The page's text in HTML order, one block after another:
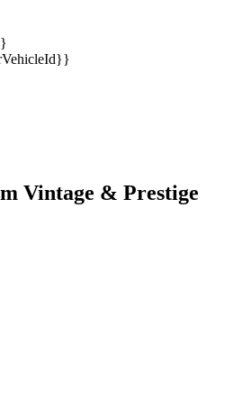
Vintage & Prestige